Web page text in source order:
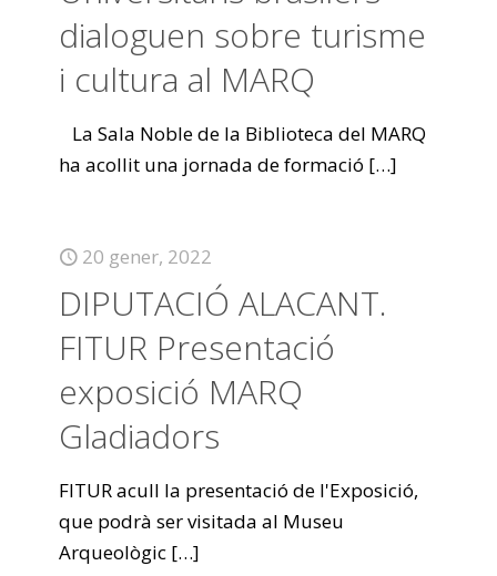
dialoguen sobre turisme
i cultura al MARQ
La Sala Noble de la Biblioteca del MARQ
ha acollit una jornada de formació […]
20 gener, 2022
DIPUTACIÓ ALACANT.
FITUR Presentació
exposició MARQ
Gladiadors
FITUR acull la presentació de l'Exposició,
que podrà ser visitada al Museu
Arqueològic […]